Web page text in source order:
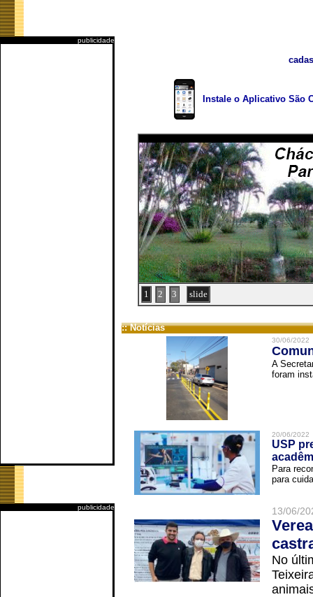
publicidade
publicidade
Instale o Aplicativo São
1 2 3 slide
:: Notícias
30/06/2022
A
foram
20/06/2022
USP
Para
para
13/06/
No